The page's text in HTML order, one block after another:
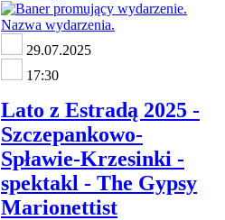
29.07.2025
17:30
Lato z Estradą 2025 -
Szczepankowo-
Spławie-Krzesinki -
spektakl - The Gypsy
Marionettist